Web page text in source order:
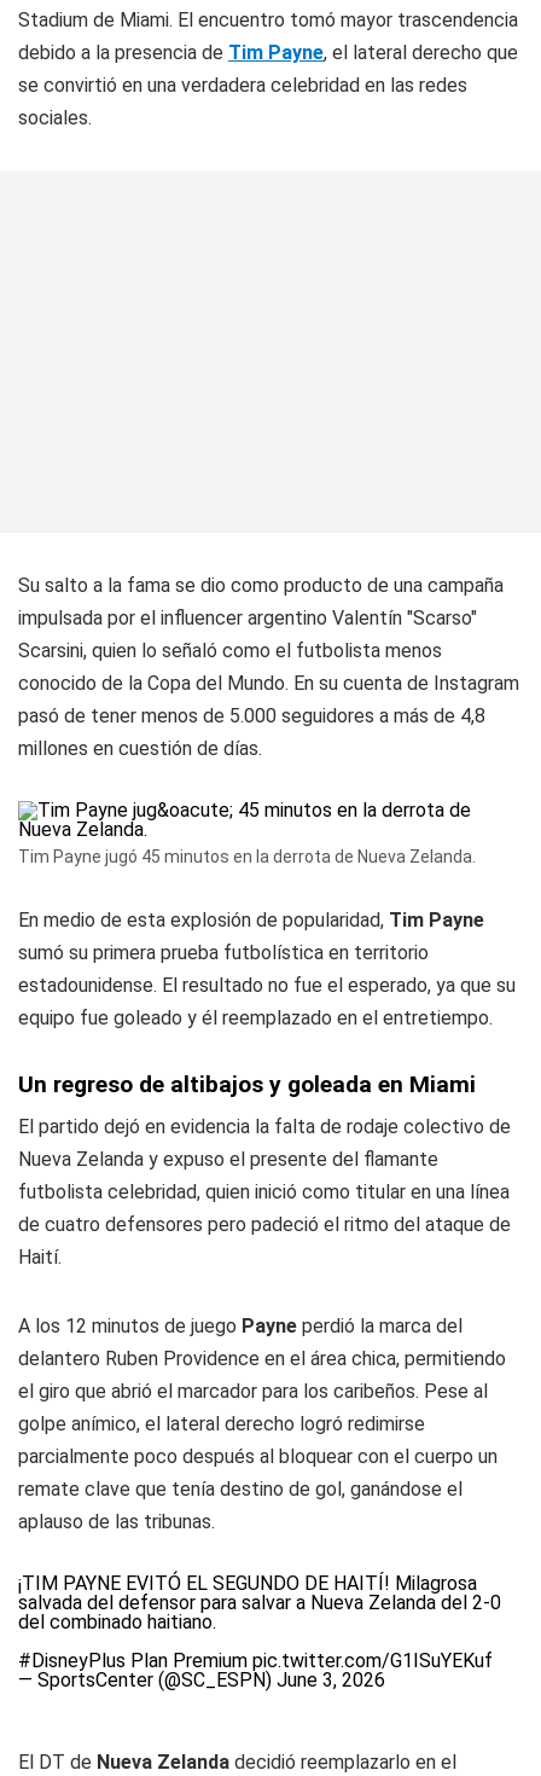
Stadium de Miami. El encuentro tomó mayor trascendencia
debido a la presencia de Tim Payne, el lateral derecho que
se convirtió en una verdadera celebridad en las redes
sociales.
Su salto a la fama se dio como producto de una campaña
impulsada por el influencer argentino Valentín "Scarso"
Scarsini, quien lo señaló como el futbolista menos
conocido de la Copa del Mundo. En su cuenta de Instagram
pasó de tener menos de 5.000 seguidores a más de 4,8
millones en cuestión de días.
Tim Payne jugó 45 minutos en la derrota de Nueva Zelanda.
En medio de esta explosión de popularidad, Tim Payne
sumó su primera prueba futbolística en territorio
estadounidense. El resultado no fue el esperado, ya que su
equipo fue goleado y él reemplazado en el entretiempo.
Un regreso de altibajos y goleada en Miami
El partido dejó en evidencia la falta de rodaje colectivo de
Nueva Zelanda y expuso el presente del flamante
futbolista celebridad, quien inició como titular en una línea
de cuatro defensores pero padeció el ritmo del ataque de
Haití.
A los 12 minutos de juego Payne perdió la marca del
delantero Ruben Providence en el área chica, permitiendo
el giro que abrió el marcador para los caribeños. Pese al
golpe anímico, el lateral derecho logró redimirse
parcialmente poco después al bloquear con el cuerpo un
remate clave que tenía destino de gol, ganándose el
aplauso de las tribunas.
¡TIM PAYNE EVITÓ EL SEGUNDO DE HAITÍ! Milagrosa
salvada del defensor para salvar a Nueva Zelanda del 2-0
del combinado haitiano.
#DisneyPlus Plan Premium pic.twitter.com/G1ISuYEKuf
— SportsCenter (@SC_ESPN) June 3, 2026
El DT de Nueva Zelanda decidió reemplazarlo en el